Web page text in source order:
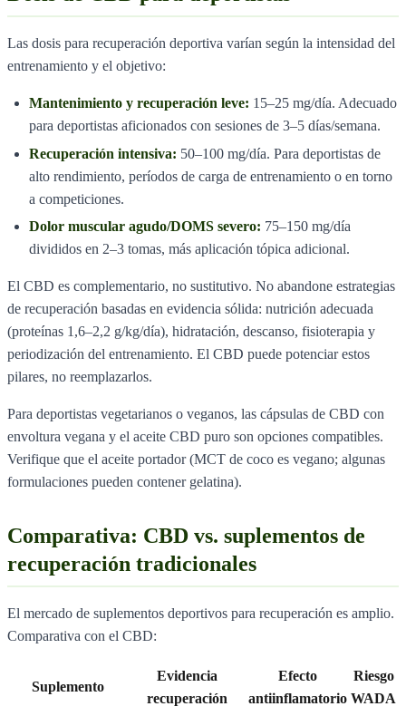
Las dosis para recuperación deportiva varían según la intensidad del
entrenamiento y el objetivo:
Mantenimiento y recuperación leve: 15–25 mg/día. Adecuado
para deportistas aficionados con sesiones de 3–5 días/semana.
Recuperación intensiva: 50–100 mg/día. Para deportistas de
alto rendimiento, períodos de carga de entrenamiento o en torno
a competiciones.
Dolor muscular agudo/DOMS severo: 75–150 mg/día
divididos en 2–3 tomas, más aplicación tópica adicional.
El CBD es complementario, no sustitutivo. No abandone estrategias
de recuperación basadas en evidencia sólida: nutrición adecuada
(proteínas 1,6–2,2 g/kg/día), hidratación, descanso, fisioterapia y
periodización del entrenamiento. El CBD puede potenciar estos
pilares, no reemplazarlos.
Para deportistas vegetarianos o veganos, las cápsulas de CBD con
envoltura vegana y el aceite CBD puro son opciones compatibles.
Verifique que el aceite portador (MCT de coco es vegano; algunas
formulaciones pueden contener gelatina).
Comparativa: CBD vs. suplementos de
recuperación tradicionales
El mercado de suplementos deportivos para recuperación es amplio.
Comparativa con el CBD:
Suplemento
Evidencia
recuperación
Efecto
antiinflamatorio
Riesgo
WADA